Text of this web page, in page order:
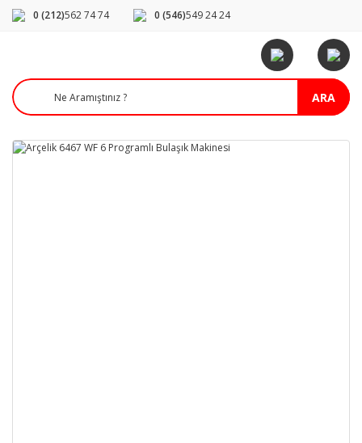
0 (212)562 74 74 0 (546)549 24 24
ARA